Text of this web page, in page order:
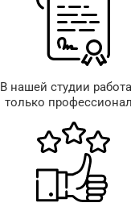
В нашей студии
только